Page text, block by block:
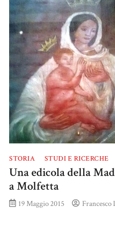
STORIA STUDI E RICERCHE
Una edicola della
a Molfetta
19 Maggio 2015 Francesco